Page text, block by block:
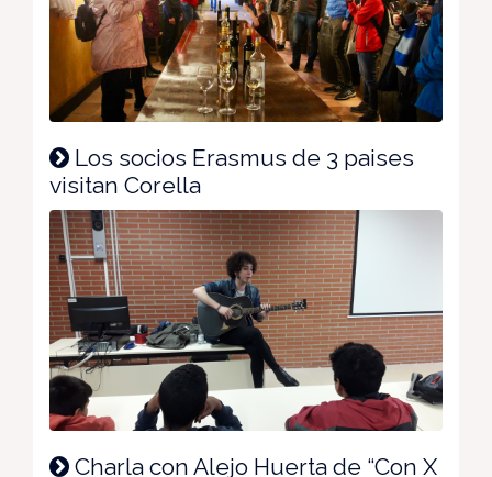
Los socios Erasmus de 3 paises
visitan Corella
Charla con Alejo Huerta de “Con X